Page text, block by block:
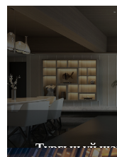
Тұрғын үй